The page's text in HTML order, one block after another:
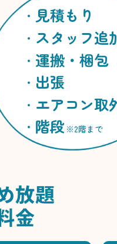
見積もり
スタッフ追
運搬・梱包
出張
エアコン取
階段 ※2階まで
放題
金